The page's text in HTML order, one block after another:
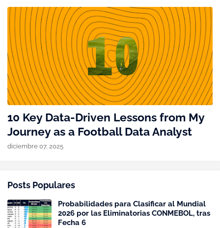
10 Key Data-Driven Lessons from My
Journey as a Football Data Analyst
diciembre 07, 2025
Posts Populares
Probabilidades para Clasificar al Mundial
2026 por las Eliminatorias CONMEBOL, tras
Fecha 6